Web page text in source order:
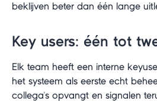
beklijven beter dan één lange
Key users: één tot
Elk team heeft een interne
het systeem als eerste echt
collega's opvangt en signalen